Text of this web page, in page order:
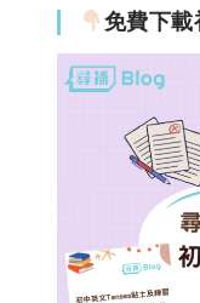
免費下